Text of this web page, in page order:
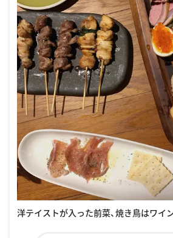
洋テイストが入った前菜、焼き鳥はワ